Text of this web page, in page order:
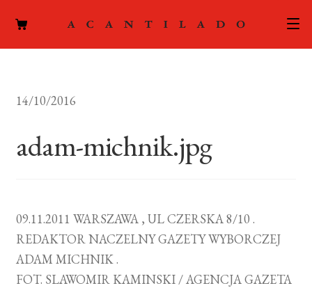
ACTUALIDAD
el
FOREIGN RIGHTS
CONTACTO
14/10/2016
adam-michnik.jpg
09.11.2011 WARSZAWA , UL CZERSKA 8/10 .
REDAKTOR NACZELNY GAZETY WYBORCZEJ
ADAM MICHNIK .
FOT. SLAWOMIR KAMINSKI / AGENCJA GAZETA